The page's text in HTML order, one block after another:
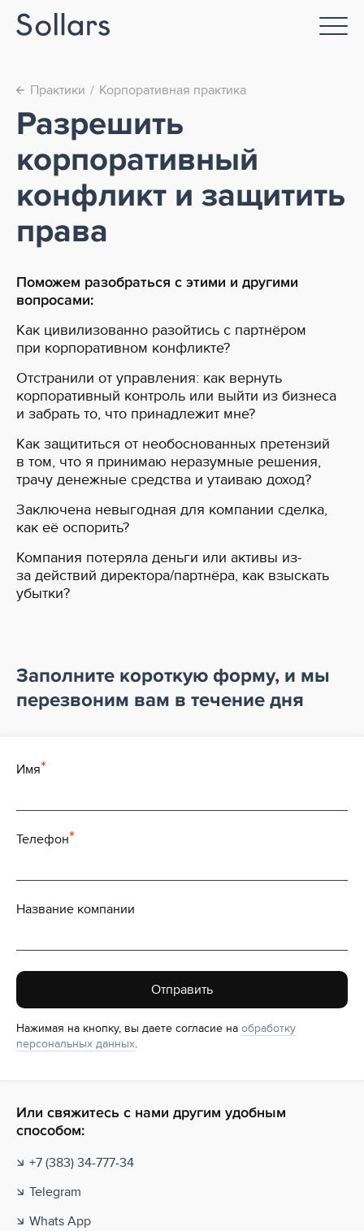
← Практики Корпоративная практика
Разрешить
корпоративный
конфликт и защитить
права
Поможем разобраться с этими и другими
вопросами:
Как цивилизованно разойтись с партнёром
при корпоративном конфликте?
Отстранили от управления: как вернуть
корпоративный контроль или выйти из бизнеса
и забрать то, что принадлежит мне?
Как защититься от необоснованных претензий
в том, что я принимаю неразумные решения,
трачу денежные средства и утаиваю доход?
Заключена невыгодная для компании сделка,
как её оспорить?
Компания потеряла деньги или активы из-
за действий директора/партнёра, как взыскать
убытки?
Заполните короткую форму, и мы
перезвоним вам в течение дня
Имя
Телефон
Название компании
Отправить
Нажимая на кнопку, вы даете согласие на обработку
персональных данных.
Или свяжитесь с нами другим удобным
способом:
+7 (383) 34-777-34
Telegram
Whats App